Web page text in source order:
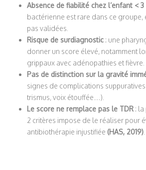
Absence de fiabilité chez l’enfant < 3
bactérienne est rare dans ce
pas validées.
Risque de surdiagnostic : une
donner un score élevé, notamment
grippaux avec adénopathies et fièvre.
Pas de distinction sur la gravité
signes de complications
trismus, voix étouffée…).
Le score ne remplace pas le TDR :
2 critères impose de le réaliser pour
antibiothérapie injustifiée (HAS, 2019)